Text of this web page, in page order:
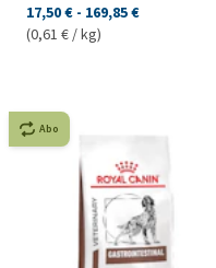
17,50 € - 169,85 €
(0,61 € / kg)
Abo